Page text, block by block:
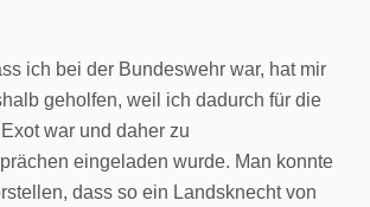
ich bei der Bundeswehr war, hat mir
geholfen, weil ich dadurch für die
war und daher zu
eingeladen wurde. Man konnte
dass so ein Landsknecht von